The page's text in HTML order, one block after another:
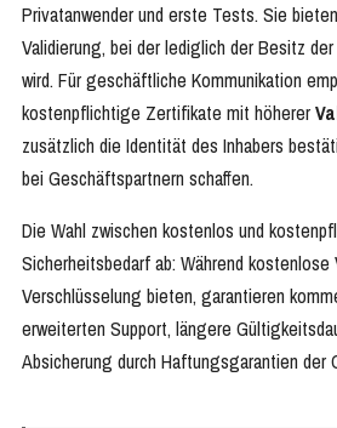
Privatanwender und erste Tests. Sie
Validierung, bei der lediglich der Besitz
wird. Für geschäftliche Kommunikation
kostenpflichtige Zertifikate mit höherer
zusätzlich die Identität des Inhabers
bei Geschäftspartnern schaffen.
Die Wahl zwischen kostenlos und
Sicherheitsbedarf ab: Während
Verschlüsselung bieten, garantieren
erweiterten Support, längere
Absicherung durch Haftungsgarantien der